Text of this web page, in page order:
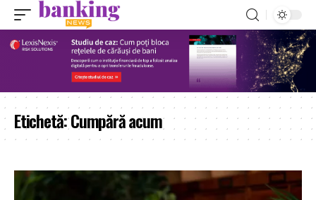
Etichetă:Cumpără acum